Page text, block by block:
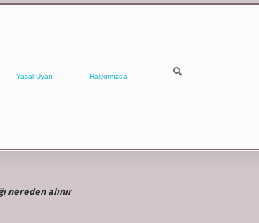
Yasal Uyarı Hakkımızda
nereden alınır